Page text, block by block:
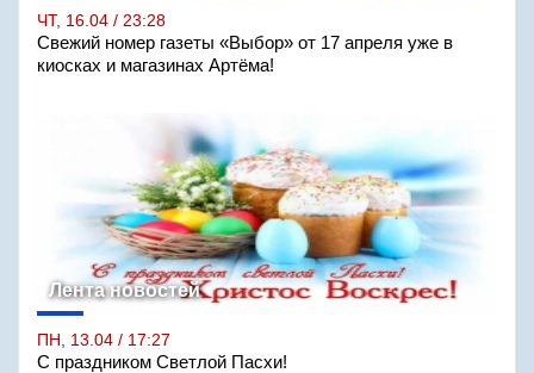
ЧТ, 16.04 / 23:28
Свежий номер газеты «Выбор» от 17 апреля уже в
киосках и магазинах Артёма!
Лента новостей
ПН, 13.04 / 17:27
С праздником Светлой Пасхи!